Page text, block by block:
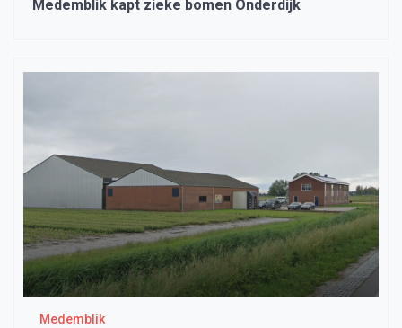
Medemblik kapt zieke bomen Onderdijk
Medemblik